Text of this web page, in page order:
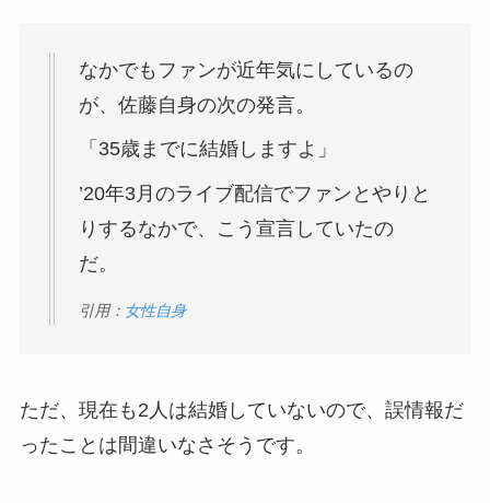
なかでもファンが近年気にしているの
が、佐藤自身の次の発言。
「35歳までに結婚しますよ」
’20年3月のライブ配信でファンとやりと
りするなかで、こう宣言していたの
だ。
引用： 女性自身
ただ、現在も2人は結婚していないので、誤情報だ
ったことは間違いなさそうです。